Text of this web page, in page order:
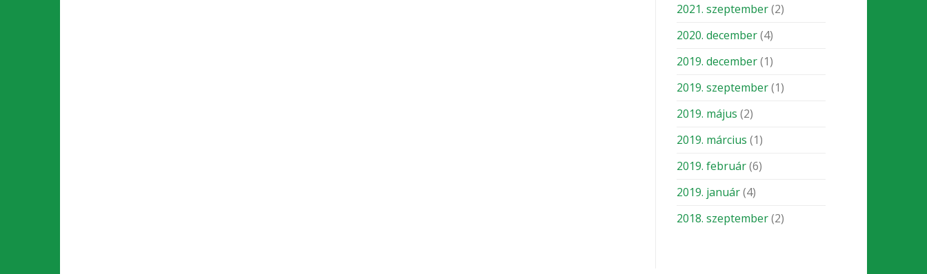
2021. szeptember(2)
2020. december(4)
2019. december(1)
2019. szeptember(1)
2019. május (2)
2019. március (1)
2019. február(6)
2019. január(4)
2018. szeptember(2)